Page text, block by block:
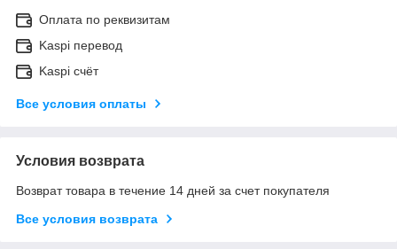
Оплата по реквизитам
Kaspi перевод
Kaspi счёт
Все условия оплаты
Условия возврата
Возврат товара в течение 14 дней за счет покупателя
Все условия возврата